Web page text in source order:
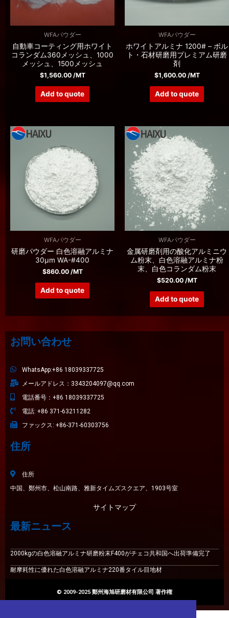
WFAパウダー
自動車コーティング用ホワイト
コランダム360メッシュ、1000
メッシュ、1500メッシュ
$1,560.00/MT
Add to quote
WFAパウダー
ホワイトアルミナ 1200# – ボル
ト・石材研磨用プレミアム研磨
剤
$1,600.00/MT
Add to quote
WFAパウダー
研磨パウダー 白色溶融アルミナ
30μm WA-#400
$860.00/MT
Add to quote
WFAパウダー
金属研磨剤用の酸化アルミニウ
ム粉末、白色溶融アルミナ粉
末、白色コランダム粉末
$520.00/MT
Add to quote
お問い合わせ
WhatsApp:+86 18039337725
メールアドレス：3343204097@qq.com
電話番号：+86 18039337725
電話: +86 371-63211282
ファックス: +86-371-60303756
住所
住所
中国、鄭州市、松山南路、雅新タイムズスクエア、1903号室
サイトマップ
最新ニュース
2000kgの白色溶融アルミナ研磨粉末F400がチェコ共和国へ出荷準備完了
耐摩耗性に優れた白色溶融アルミナ220番​​タイル目地材
© 2009-2025 鄭州海旭研磨材有限公司 著作権